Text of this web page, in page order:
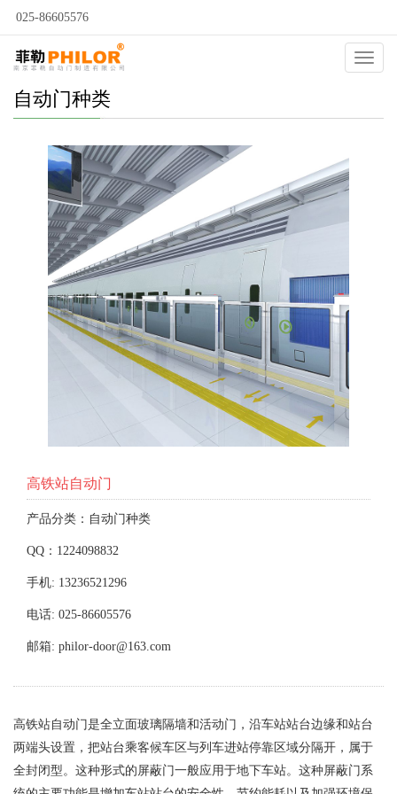
025-86605576
自动门种类
高铁站自动门
产品分类：自动门种类
QQ：1224098832
手机: 13236521296
电话: 025-86605576
邮箱: philor-door@163.com
高铁站自动门是全立面玻璃隔墙和活动门，沿车站站台边缘和站台
两端头设置，把站台乘客候车区与列车进站停靠区域分隔开，属于
全封闭型。这种形式的屏蔽门一般应用于地下车站。这种屏蔽门系